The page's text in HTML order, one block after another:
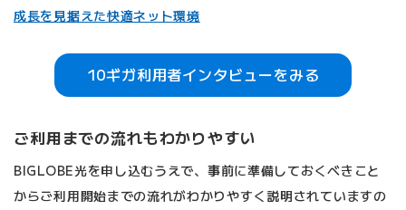
成長を見据えた快適ネット環境
10ギガ利用者インタビューをみる
ご利用までの流れもわかりやすい
BIGLOBE光を申し込むうえで、事前に準備しておくべきこと
からご利用開始までの流れがわかりやすく説明されていますの